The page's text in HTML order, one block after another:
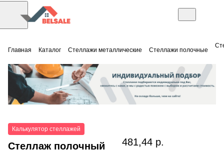
Главная Каталог Стеллажи металлические Стеллажи полочные
Калькулятор стеллажей
Стеллаж полочный
481,44 р.